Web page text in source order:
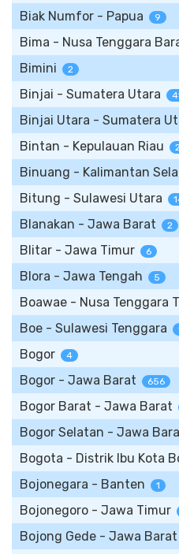
Biak Numfor - Papua 9
Bima - Nusa Tenggara
Bimini 2
Binjai - Sumatera Utara
Binjai Utara - Sumatera
Bintan - Kepulauan Riau
Binuang - Kalimantan
Bitung - Sulawesi Utara
Blanakan - Jawa Barat 2
Blitar - Jawa Timur 6
Blora - Jawa Tengah 5
Boawae - Nusa Tenggara
Boe - Sulawesi Tenggara
Bogor 4
Bogor - Jawa Barat 656
Bogor Barat - Jawa Barat
Bogor Selatan - Jawa
Bogota - Distrik Ibu Kota
Bojonegara - Banten 1
Bojonegoro - Jawa Timur
Bojong Gede - Jawa Barat